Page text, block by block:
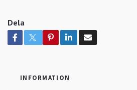
Dela
INFORMATION